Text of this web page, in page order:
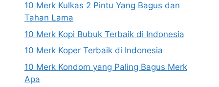
10 Merk Kulkas 2 Pintu Yang Bagus dan
Tahan Lama
10 Merk Kopi Bubuk Terbaik di Indonesia
10 Merk Koper Terbaik di Indonesia
10 Merk Kondom yang Paling Bagus Merk
Apa